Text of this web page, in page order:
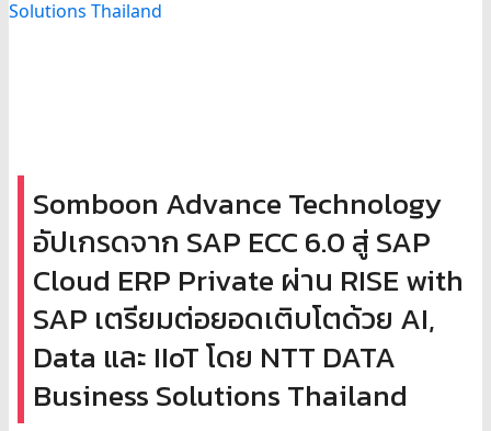
Somboon Advance Technology
อัปเกรดจาก SAP ECC 6.0 สู่ SAP
Cloud ERP Private ผ่าน RISE with
SAP เตรียมต่อยอดเติบโตด้วย AI,
Data และ IIoT โดย NTT DATA
Business Solutions Thailand